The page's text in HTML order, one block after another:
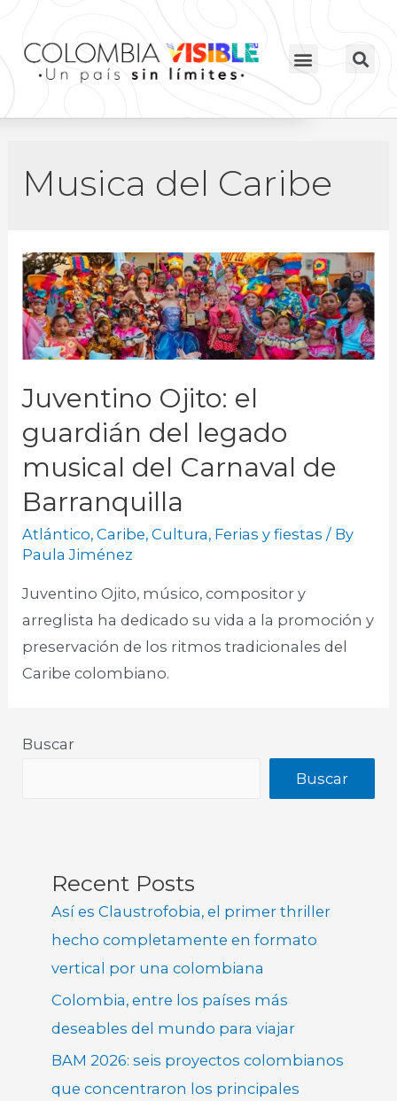
Musica del Caribe
Juventino Ojito: el
guardián del legado
musical del Carnaval de
Barranquilla
Atlántico,Caribe,Cultura, Ferias y fiestas / By
Paula Jiménez
Juventino Ojito, músico, compositor y
arreglista ha dedicado su vida a la promoción y
preservación de los ritmos tradicionales del
Caribe colombiano.
Buscar
Buscar
Recent Posts
Así es Claustrofobia, el primer thriller
hecho completamente en formato
vertical por una colombiana
Colombia, entre los países más
deseables del mundo para viajar
BAM 2026: seis proyectos colombianos
que concentraron los principales